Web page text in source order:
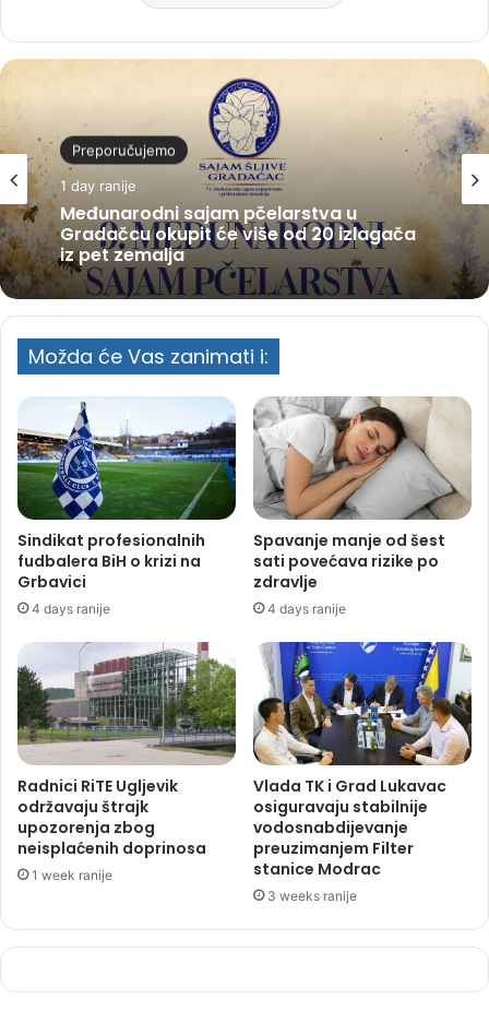
Preporučujemo
1 day ranije
Međunarodni sajam pčelarstva u
Gradačcu okupit će više od 20 izlagača
iz pet zemalja
Možda će Vas zanimati i:
Sindikat profesionalnih
fudbalera BiH o krizi na
Grbavici
4 days ranije
Spavanje manje od šest
sati povećava rizike po
zdravlje
4 days ranije
Radnici RiTE Ugljevik
održavaju štrajk
upozorenja zbog
neisplaćenih doprinosa
1 week ranije
Vlada TK i Grad Lukavac
osiguravaju stabilnije
vodosnabdijevanje
preuzimanjem Filter
stanice Modrac
3 weeks ranije